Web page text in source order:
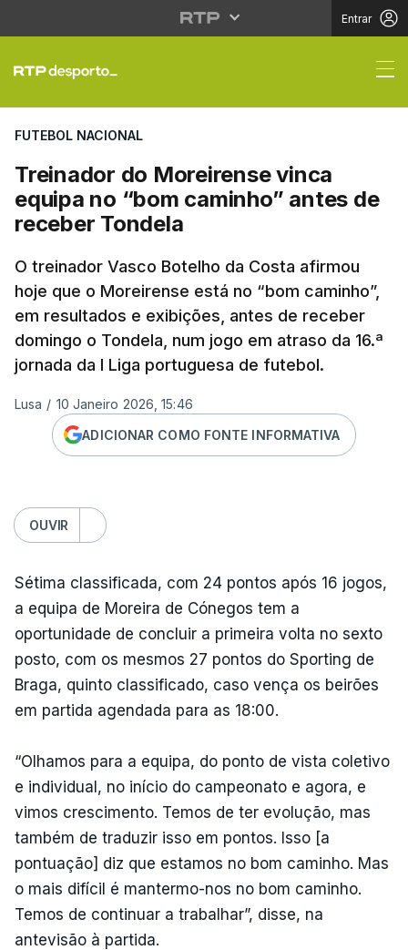
Entrar
Treinador do
FUTEBOL NACIONAL
Treinador do Moreirense vinca
equipa no “bom caminho” antes de
receber Tondela
O treinador Vasco Botelho da Costa afirmou
hoje que o Moreirense está no “bom caminho”,
em resultados e exibições, antes de receber
domingo o Tondela, num jogo em atraso da 16.ª
jornada da I Liga portuguesa de futebol.
Lusa / 10 Janeiro 2026, 15:46
ADICIONAR COMO FONTE INFORMATIVA
OUVIR
Sétima classificada, com 24 pontos após 16 jogos,
a equipa de Moreira de Cónegos tem a
oportunidade de concluir a primeira volta no sexto
posto, com os mesmos 27 pontos do Sporting de
Braga, quinto classificado, caso vença os beirões
em partida agendada para as 18:00.
“Olhamos para a equipa, do ponto de vista coletivo
e individual, no início do campeonato e agora, e
vimos crescimento. Temos de ter evolução, mas
também de traduzir isso em pontos. Isso [a
pontuação] diz que estamos no bom caminho. Mas
o mais difícil é mantermo-nos no bom caminho.
Temos de continuar a trabalhar”, disse, na
antevisão à partida.